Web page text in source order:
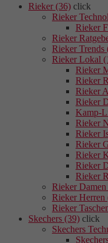
Rieker (36) click
Rieker
Rieker
Rieker
Rieker Trends
Rieker Lokal
Rieker
Rieker
Rieker
Rieker
Kamp-
Rieker
Rieker
Rieker
Rieker
Rieker
Rieker
Rieker Damen
Rieker Herren
Rieker
Skechers (39) click
Skechers